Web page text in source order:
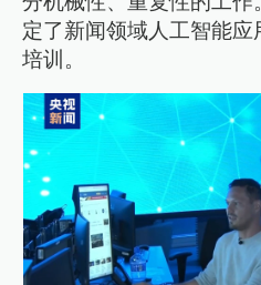
定了新闻领域人工智能
培训。